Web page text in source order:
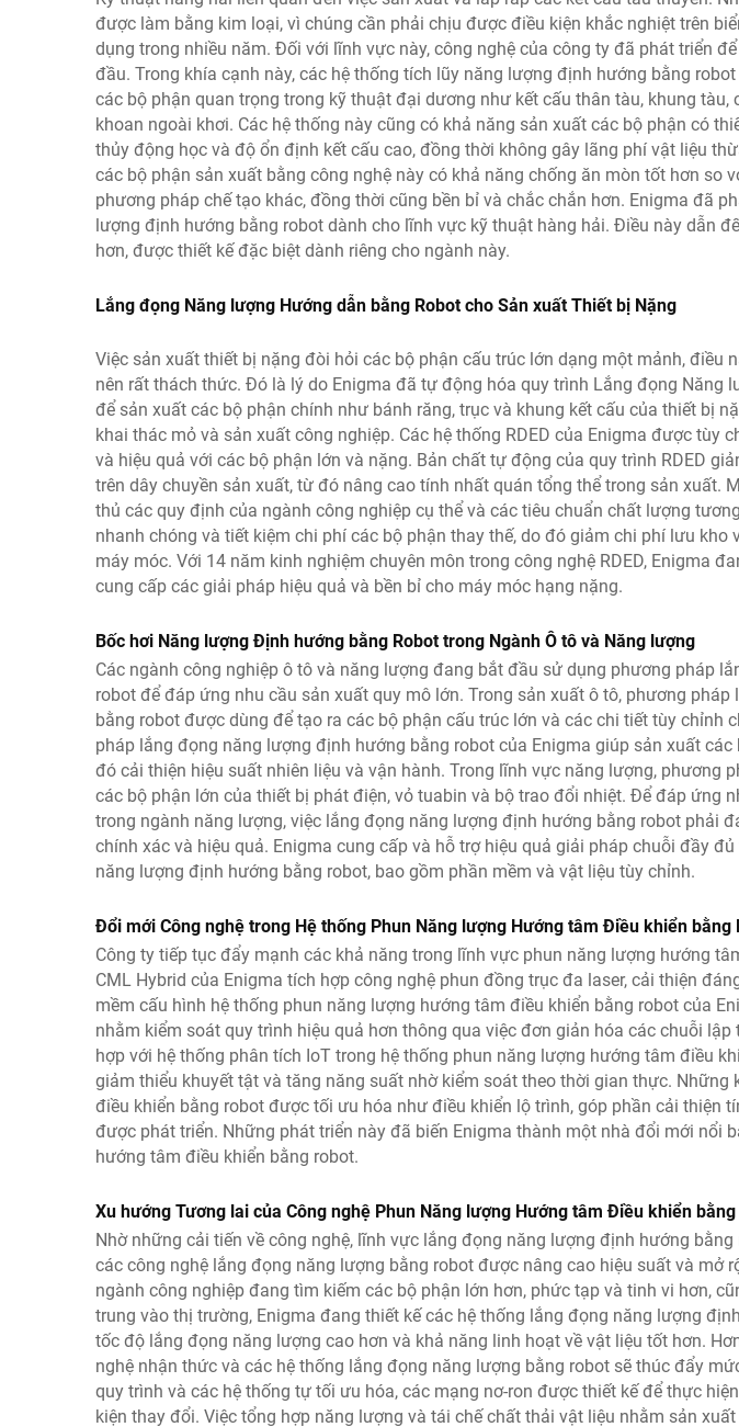
được làm bằng kim loại, vì chúng cần phải chịu được điều kiện khắc nghiệt trên
dụng trong nhiều năm. Đối với lĩnh vực này, công nghệ của công ty đã phát triển
đầu. Trong khía cạnh này, các hệ thống tích lũy năng lượng định hướng bằng
các bộ phận quan trọng trong kỹ thuật đại dương như kết cấu thân tàu, khung tàu,
khoan ngoài khơi. Các hệ thống này cũng có khả năng sản xuất các bộ phận có
thủy động học và độ ổn định kết cấu cao, đồng thời không gây lãng phí vật liệu
các bộ phận sản xuất bằng công nghệ này có khả năng chống ăn mòn tốt hơn so
phương pháp chế tạo khác, đồng thời cũng bền bỉ và chắc chắn hơn. Enigma đã
lượng định hướng bằng robot dành cho lĩnh vực kỹ thuật hàng hải. Điều này dẫn
hơn, được thiết kế đặc biệt dành riêng cho ngành này.
Lắng đọng Năng lượng Hướng dẫn bằng Robot cho Sản xuất Thiết bị Nặng
Việc sản xuất thiết bị nặng đòi hỏi các bộ phận cấu trúc lớn dạng một mảnh, điều
nên rất thách thức. Đó là lý do Enigma đã tự động hóa quy trình Lắng đọng Năng
để sản xuất các bộ phận chính như bánh răng, trục và khung kết cấu của thiết bị
khai thác mỏ và sản xuất công nghiệp. Các hệ thống RDED của Enigma được tùy
và hiệu quả với các bộ phận lớn và nặng. Bản chất tự động của quy trình RDED
trên dây chuyền sản xuất, từ đó nâng cao tính nhất quán tổng thể trong sản xuất.
thủ các quy định của ngành công nghiệp cụ thể và các tiêu chuẩn chất lượng
nhanh chóng và tiết kiệm chi phí các bộ phận thay thế, do đó giảm chi phí lưu
máy móc. Với 14 năm kinh nghiệm chuyên môn trong công nghệ RDED, Enigma
cung cấp các giải pháp hiệu quả và bền bỉ cho máy móc hạng nặng.
Bốc hơi Năng lượng Định hướng bằng Robot trong Ngành Ô tô và Năng lượng
Các ngành công nghiệp ô tô và năng lượng đang bắt đầu sử dụng phương pháp
robot để đáp ứng nhu cầu sản xuất quy mô lớn. Trong sản xuất ô tô, phương
bằng robot được dùng để tạo ra các bộ phận cấu trúc lớn và các chi tiết tùy chỉnh
pháp lắng đọng năng lượng định hướng bằng robot của Enigma giúp sản xuất
đó cải thiện hiệu suất nhiên liệu và vận hành. Trong lĩnh vực năng lượng, phương
các bộ phận lớn của thiết bị phát điện, vỏ tuabin và bộ trao đổi nhiệt. Để đáp ứng
trong ngành năng lượng, việc lắng đọng năng lượng định hướng bằng robot phải
chính xác và hiệu quả. Enigma cung cấp và hỗ trợ hiệu quả giải pháp chuỗi đầy
năng lượng định hướng bằng robot, bao gồm phần mềm và vật liệu tùy chỉnh.
Đổi mới Công nghệ trong Hệ thống Phun Năng lượng Hướng tâm Điều khiển bằng
Công ty tiếp tục đẩy mạnh các khả năng trong lĩnh vực phun năng lượng hướng
CML Hybrid của Enigma tích hợp công nghệ phun đồng trục đa laser, cải thiện
mềm cấu hình hệ thống phun năng lượng hướng tâm điều khiển bằng robot của
nhằm kiểm soát quy trình hiệu quả hơn thông qua việc đơn giản hóa các chuỗi
hợp với hệ thống phân tích IoT trong hệ thống phun năng lượng hướng tâm điều
giảm thiểu khuyết tật và tăng năng suất nhờ kiểm soát theo thời gian thực.
điều khiển bằng robot được tối ưu hóa như điều khiển lộ trình, góp phần cải thiện
được phát triển. Những phát triển này đã biến Enigma thành một nhà đổi mới nổi
hướng tâm điều khiển bằng robot.
Xu hướng Tương lai của Công nghệ Phun Năng lượng Hướng tâm Điều khiển bằng
Nhờ những cải tiến về công nghệ, lĩnh vực lắng đọng năng lượng định hướng
các công nghệ lắng đọng năng lượng bằng robot được nâng cao hiệu suất và mở
ngành công nghiệp đang tìm kiếm các bộ phận lớn hơn, phức tạp và tinh vi hơn,
trung vào thị trường, Enigma đang thiết kế các hệ thống lắng đọng năng lượng
tốc độ lắng đọng năng lượng cao hơn và khả năng linh hoạt về vật liệu tốt hơn.
nghệ nhận thức và các hệ thống lắng đọng năng lượng bằng robot sẽ thúc đẩy
quy trình và các hệ thống tự tối ưu hóa, các mạng nơ-ron được thiết kế để thực
kiện thay đổi. Việc tổng hợp năng lượng và tái chế chất thải vật liệu nhằm sản